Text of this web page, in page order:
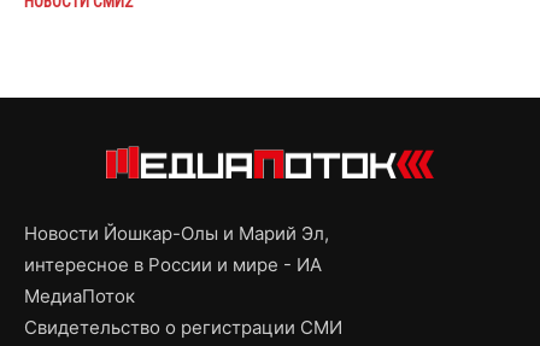
Новости Йошкар-Олы и Марий Эл,
интересное в России и мире - ИА
МедиаПоток
Свидетельство о регистрации СМИ